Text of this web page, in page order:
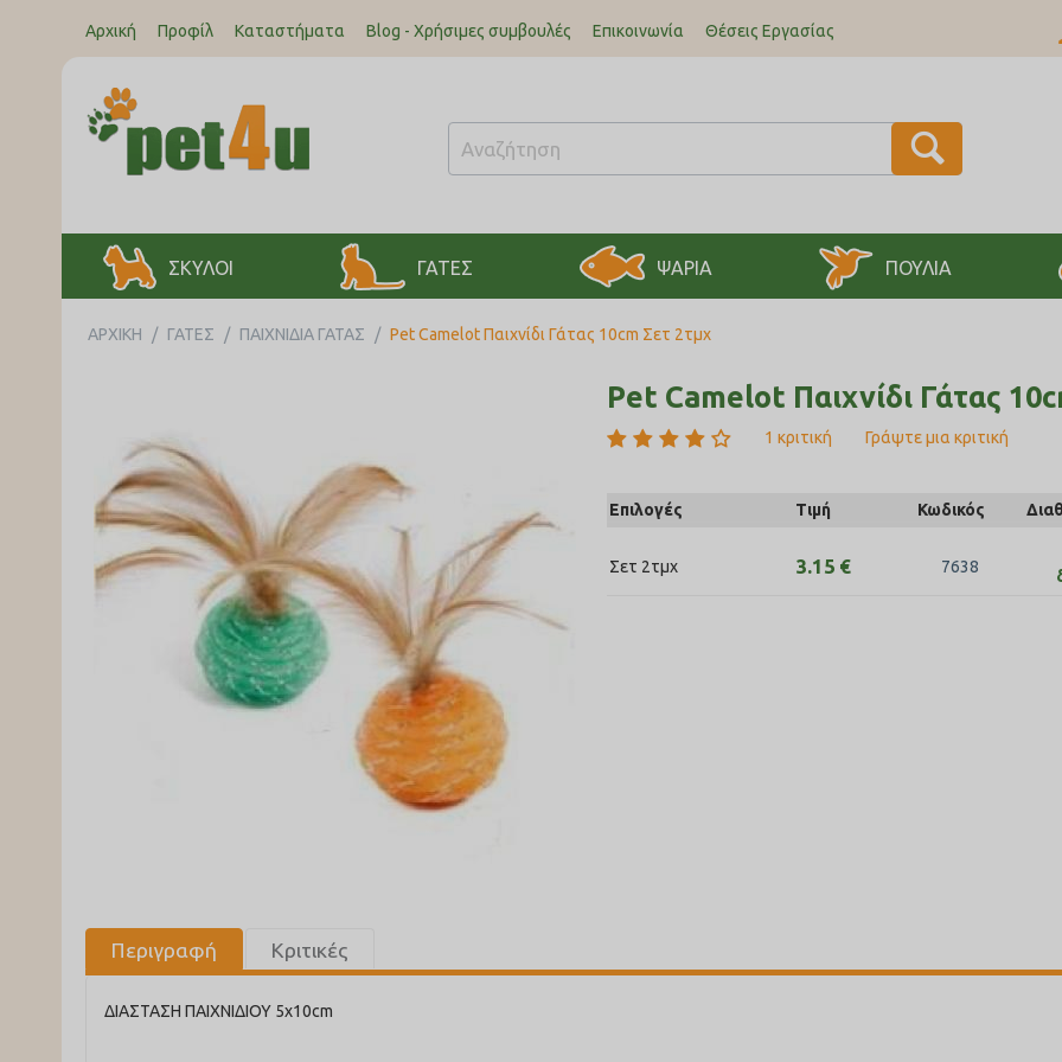
Αρχική Προφίλ Καταστήματα Blog - Χρήσιμες συμβουλές Επικοινωνία Θέσεις Εργασίας
ΣΚΥΛΟΙ ΓΑΤΕΣ ΨΑΡΙΑ ΠΟΥΛΙΑ
ΑΡΧΙΚΉ / ΓΑΤΕΣ / ΠΑΙΧΝΙΔΙΑ ΓΑΤΑΣ / Pet Camelot Παιχνίδι Γάτας 10cm Σετ 2τμχ
Pet Camelot Παιχνίδι Γάτας
1 κριτική Γράψτε μια κριτική
Επιλογές Τιμή Κωδικός
Σετ 2τμχ 3.15 € 7638
Περιγραφή Κριτικές
ΔΙΑΣΤΑΣΗ ΠΑΙΧΝΙΔΙΟΥ 5x10cm